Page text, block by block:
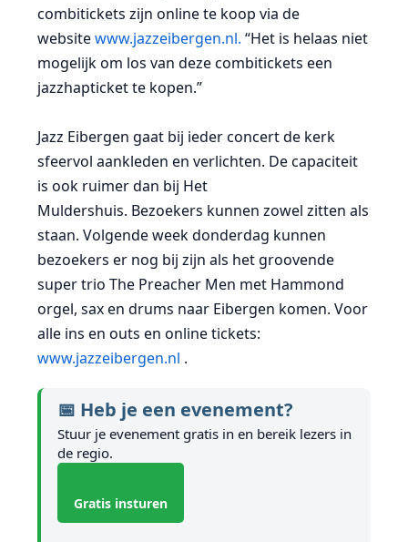
combitickets zijn online te koop via de
websitewww.jazzeibergen.nl. “Het is helaas niet
mogelijk om los van deze combitickets een
jazzhapticket te kopen.”
Jazz Eibergen gaat bij ieder concert de kerk
sfeervol aankleden en verlichten. De capaciteit
is ook ruimer dan bij Het
Muldershuis. Bezoekers kunnen zowel zitten als
staan. Volgende week donderdag kunnen
bezoekers er nog bij zijn als het groovende
super trio The Preacher Men met Hammond
orgel, sax en drums naar Eibergen komen. Voor
alle ins en outs en online tickets:
www.jazzeibergen.nl .
📅 Heb je een evenement?
Stuur je evenement gratis in en bereik lezers in
de regio.
Gratis insturen